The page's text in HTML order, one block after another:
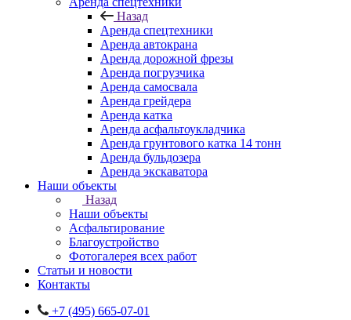
Назад
Аренда спецтехники
Аренда автокрана
Аренда дорожной фрезы
Аренда погрузчика
Аренда самосвала
Аренда грейдера
Аренда катка
Аренда асфальтоукладчика
Аренда грунтового катка 14 тонн
Аренда бульдозера
Аренда экскаватора
Наши объекты
Назад
Наши объекты
Асфальтирование
Благоустройство
Фотогалерея всех работ
Статьи и новости
Контакты
+7 (495) 665-07-01